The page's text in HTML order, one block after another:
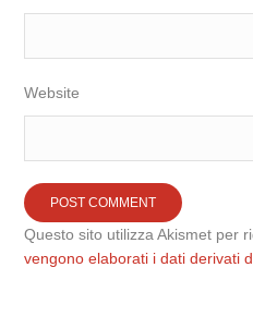
Website
Questo sito utilizza Akismet per
vengono elaborati i dati derivati